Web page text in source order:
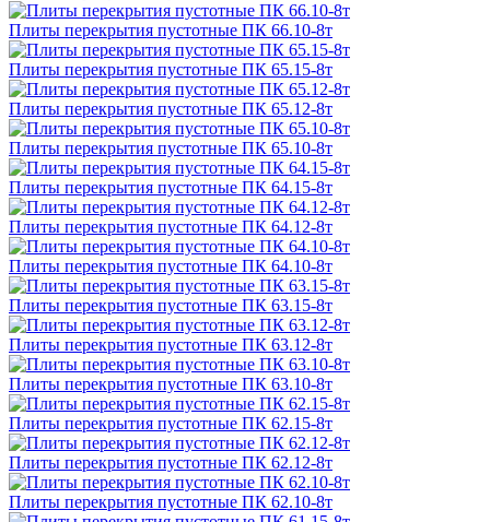
Плиты перекрытия пустотные ПК 66.10-8т
Плиты перекрытия пустотные ПК 65.15-8т
Плиты перекрытия пустотные ПК 65.12-8т
Плиты перекрытия пустотные ПК 65.10-8т
Плиты перекрытия пустотные ПК 64.15-8т
Плиты перекрытия пустотные ПК 64.12-8т
Плиты перекрытия пустотные ПК 64.10-8т
Плиты перекрытия пустотные ПК 63.15-8т
Плиты перекрытия пустотные ПК 63.12-8т
Плиты перекрытия пустотные ПК 63.10-8т
Плиты перекрытия пустотные ПК 62.15-8т
Плиты перекрытия пустотные ПК 62.12-8т
Плиты перекрытия пустотные ПК 62.10-8т